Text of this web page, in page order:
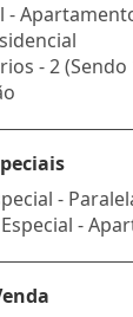
-
- 2 (Sendo
-
-